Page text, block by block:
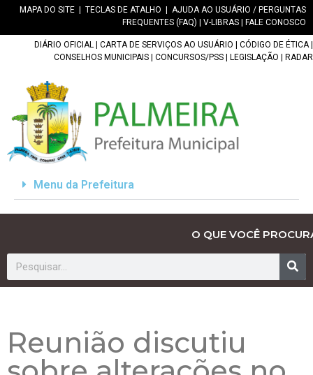
MAPA DO SITE TECLAS DE ATALHO
AJUDA AO USUÁRIO / PERGUNTAS
FREQUENTES (FAQ)
V-LIBRAS FALE CONOSCO
DIÁRIO OFICIAL CARTA DE SERVIÇOS AO USUÁRIO CÓDIGO DE ÉTICA|
CONSELHOS MUNICIPAIS
CONCURSOS/PSS LEGISLAÇÃO RADAR
Menu da Prefeitura
O QUE VOCÊ
Reunião discutiu